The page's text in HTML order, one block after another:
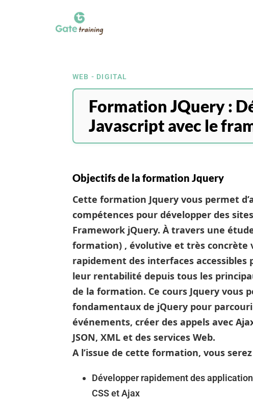
WEB - DIGITAL
Formation JQuery :
Javascript avec le
Objectifs de la formation Jquery
Cette formation Jquery vous permet
compétences pour développer des
Framework jQuery. À travers une
formation) , évolutive et très concrète
rapidement des interfaces
leur rentabilité depuis tous les
de la formation. Ce cours Jquery vous
fondamentaux de jQuery pour
événements, créer des appels avec
JSON, XML et des services Web.
A l’issue de cette formation, vous
Développer rapidement des
CSS et Ajax